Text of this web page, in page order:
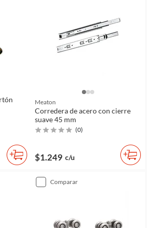
Meaton
Corredera de acero con cierre
suave 45 mm
(0)
$1.249 c/u
comparar